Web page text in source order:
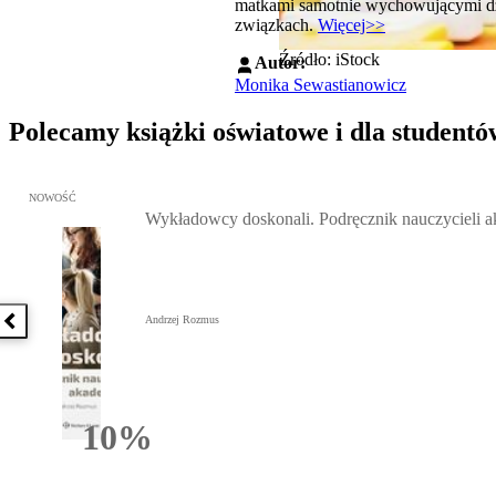
Źródło: iStock
matkami samotnie wychowującymi
związkach.Więcej>>
Autor:
Monika Sewastianowicz
Polecamy książki oświatowe i dla
Poprzednia książka
Przejdź do: Wykładowcy doskonali. Podręcznik nauczycieli
NOWOŚĆ
10%Rabatu
Wykładowcy doskonali. Podręcznik nauczycieli
Andrzej Rozmus